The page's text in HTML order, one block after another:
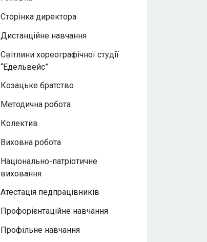
Сторінка директора
Дистанційне навчання
Світлини хореографічної студії
“Едельвейс”
Козацьке братство
Методична робота
Колектив
Виховна робота
Національно-патріотичне
виховання
Атестація педпрацівників
Профорієнтаційне навчання
Профільне навчання